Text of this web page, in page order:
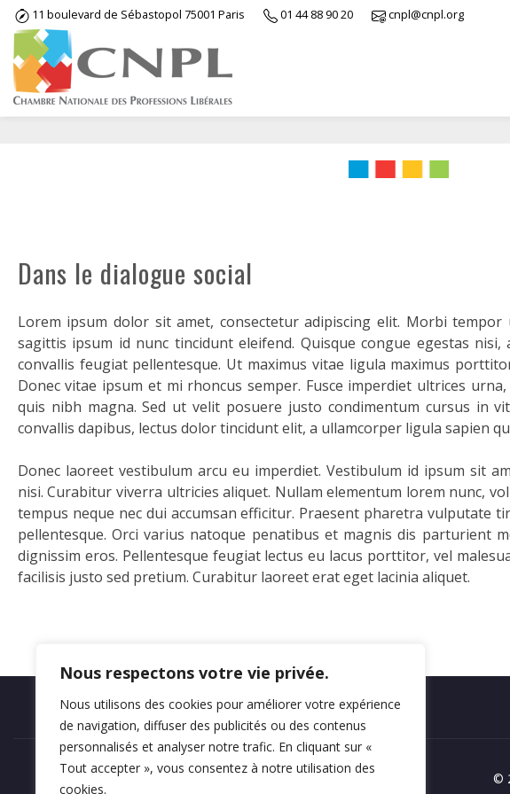
Nous respectons votre vie privée.
Nous utilisons des cookies pour améliorer votre expérience
de navigation, diffuser des publicités ou des contenus
personnalisés et analyser notre trafic. En cliquant sur «
Tout accepter », vous consentez à notre utilisation des
cookies.
Skip
content
11 boulevard de Sébastopol 75001 Paris 01 44 88 90 20 cnpl@cnpl.org
Dans le dialogue social
Lorem ipsum dolor sit amet, consectetur adipiscing elit. Morbi
sagittis ipsum id nunc tincidunt eleifend. Quisque congue egestas
convallis feugiat pellentesque. Ut maximus vitae ligula maximus
Donec vitae ipsum et mi rhoncus semper. Fusce imperdiet ultrices
quis nibh magna. Sed ut velit posuere justo condimentum cursus in
convallis dapibus, lectus dolor tincidunt elit, a ullamcorper ligula sapien
Donec laoreet vestibulum arcu eu imperdiet. Vestibulum id ipsum sit
nisi. Curabitur viverra ultricies aliquet. Nullam elementum lorem nunc,
tempus neque nec dui accumsan efficitur. Praesent pharetra vulputate
pellentesque. Orci varius natoque penatibus et magnis dis parturient
dignissim eros. Pellentesque feugiat lectus eu lacus porttitor, vel
facilisis justo sed pretium. Curabitur laoreet erat eget lacinia aliquet.
Mentions légales
©